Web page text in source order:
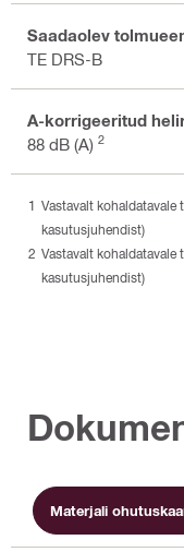
Saadaolev
TE DRS-B
A-korrigeeritud
88 dB (A) 2
Vastavalt kohaldatavale
kasutusjuhendist)
Vastavalt kohaldatavale
kasutusjuhendist)
Materjali